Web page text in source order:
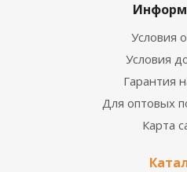
Условия
Условия
Гарантия
Для оптовых
Карта